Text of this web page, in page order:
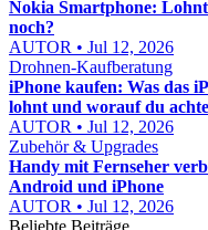
Nokia Smartphone:
noch?
AUTOR • Jul 12, 2026
Drohnen-Kaufberatung
iPhone kaufen: Was das
lohnt und worauf du
AUTOR • Jul 12, 2026
Zubehör & Upgrades
Handy mit Fernseher
Android und iPhone
AUTOR • Jul 12, 2026
Beliebte Beiträge